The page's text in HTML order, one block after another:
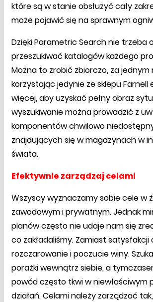
które są w stanie obsłużyć cały
może pojawić się na sprawnym
Dzięki Parametric Search nie trzeba
przeszukiwać katalogów każdego
Można to zrobić zbiorczo, za jednym
korzystając jedynie ze sklepu Farnell
więcej, aby uzyskać pełny obraz
wyszukiwanie można prowadzić z
komponentów chwilowo
znajdujących się w magazynach w
świata.
Efektywnie zarządzaj celami
Wszyscy wyznaczamy sobie cele w
zawodowym i prywatnym. Jednak
planów często nie udaje nam się
co zakładaliśmy. Zamiast
rozczarowanie i poczucie winy.
porażki wewnątrz siebie, a
powód często tkwi w niewłaściwym
działań. Celami należy zarządzać